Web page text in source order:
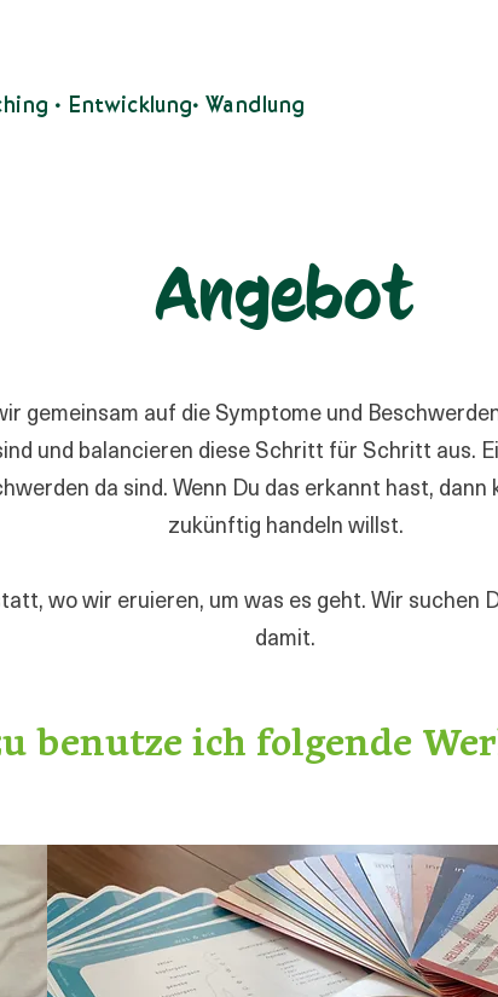
Entwicklung Wandlung
. .
Angebot
gemeinsam auf die Symptome und
und balancieren diese Schritt für Schritt aus.
da sind. Wenn Du das erkannt hast,
zukünftig handeln willst.
wo wir eruieren, um was es geht. Wir suchen
damit.
benutze ich folgende